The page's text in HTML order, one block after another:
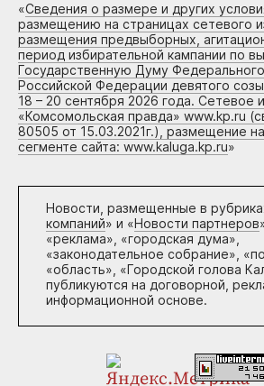
«Сведения о размере и других
размещению на страницах сетевого
размещения предвыборных,
период избирательной кампании по
Государственную Думу
Российской Федерации девятого
18 – 20 сентября 2026 года. Сетевое
«Комсомольская правда» www.kp.ru
80505 от 15.03.2021г.), размещение
сегменте сайта: www.kaluga.kp.ru»
Новости, размещенные в
компаний» и «Новости партнеров
«реклама», «городская дума»,
«законодательное собрание»,
«область», «Городской голова
публикуются на договорной,
информационной основе.